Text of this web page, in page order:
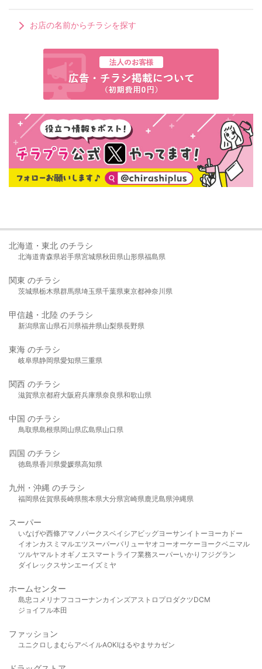
お店の名前からチラシを探す
北海道・東北 のチラシ
北海道青森県岩手県宮城県秋田県山形県福島県
関東 のチラシ
茨城県栃木県群馬県埼玉県千葉県東京都神奈川県
甲信越・北陸 のチラシ
新潟県富山県石川県福井県山梨県長野県
東海 のチラシ
岐阜県静岡県愛知県三重県
関西 のチラシ
滋賀県京都府大阪府兵庫県奈良県和歌山県
中国 のチラシ
鳥取県島根県岡山県広島県山口県
四国 のチラシ
徳島県香川県愛媛県高知県
九州・沖縄 のチラシ
福岡県佐賀県長崎県熊本県大分県宮崎県鹿児島県沖縄県
スーパー
いなげや西條アマノパークスベイシア ビッグヨーサンイトーヨーカドー
イオンカスミ マルエツスーパーバリューヤオコーオーケー ヨークベニマル
ツルヤマルト オギノ エスマート ライフ業務スーパーいかり フジグラン
ダイレックスサンエーイズミヤ
ホームセンター
島忠 コメリ ナフコ コーナンカインズアストロプロダクツDCM
ジョイフル本田
ファッション
ユニクロ しまむら アベイルAOKIはるやま サカゼン